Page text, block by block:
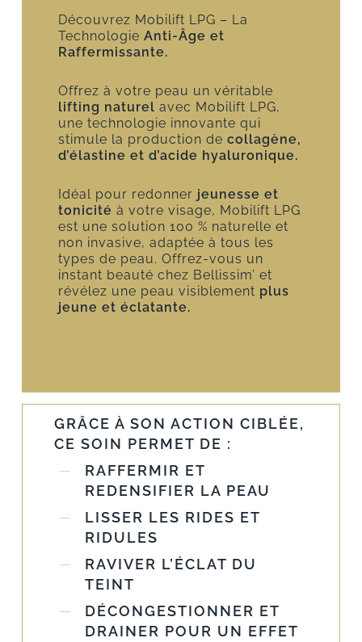
Découvrez Mobilift LPG – La
Technologie Anti-Âge et
Raffermissante.
Offrez à votre peau un véritable
lifting naturel avec Mobilift LPG,
une technologie innovante qui
stimule la production de collagène,
d’élastine et d’acide hyaluronique.
Idéal pour redonner jeunesse et
tonicité à votre visage, Mobilift LPG
est une solution 100 % naturelle et
non invasive, adaptée à tous les
types de peau. Offrez-vous un
instant beauté chez Bellissim’ et
révélez une peau visiblement plus
jeune et éclatante.
GRÂCE À SON ACTION CIBLÉE,
CE SOIN PERMET DE :
RAFFERMIR ET
REDENSIFIER LA PEAU
LISSER LES RIDES ET
RIDULES
RAVIVER L’ÉCLAT DU
TEINT
DÉCONGESTIONNER ET
DRAINER POUR UN EFFET